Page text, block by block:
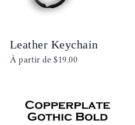
Leather Keychain
À partir de$19.00